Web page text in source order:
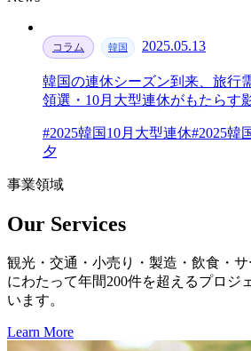
コラム 韓国 2025.05.13
韓国の連休シーズン到来、旅行
領選・10月大型連休がもたらす
#2025韓国10月大型連休#2025韓
夕
事業領域
Our Services
観光・交通・小売り・製造・飲食・
にわたって年間200件を超えるプロジ
います。
Learn More